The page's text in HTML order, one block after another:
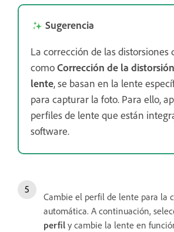
Sugerencia
La corrección de las distorsiones
comoCorrección de la distorsión
lente, se basan en la lente
para capturar la foto. Para ello,
perfiles de lente que están
software.
Cambie el perfil de lente para la
automática. A continuación,
perfil y cambie la lente en